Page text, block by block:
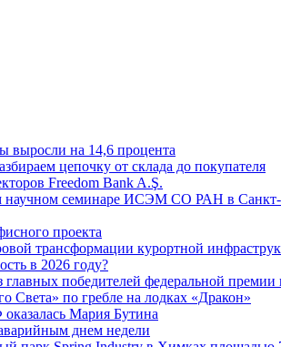
выросли на 14,6 процента
цепочку от склада до покупателя
Freedom Bank A.Ş.
семинаре ИСЭМ СО РАН в Санкт-
проекта
трансформации курортной
в 2026 году?
победителей федеральной премии
по гребле на лодках «Дракон»
Мария Бутина
днем недели